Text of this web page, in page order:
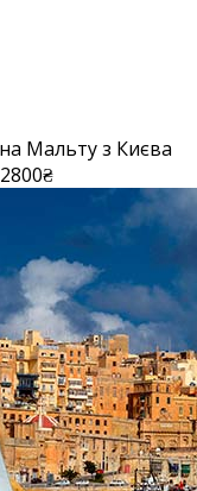
Мальту з Києва